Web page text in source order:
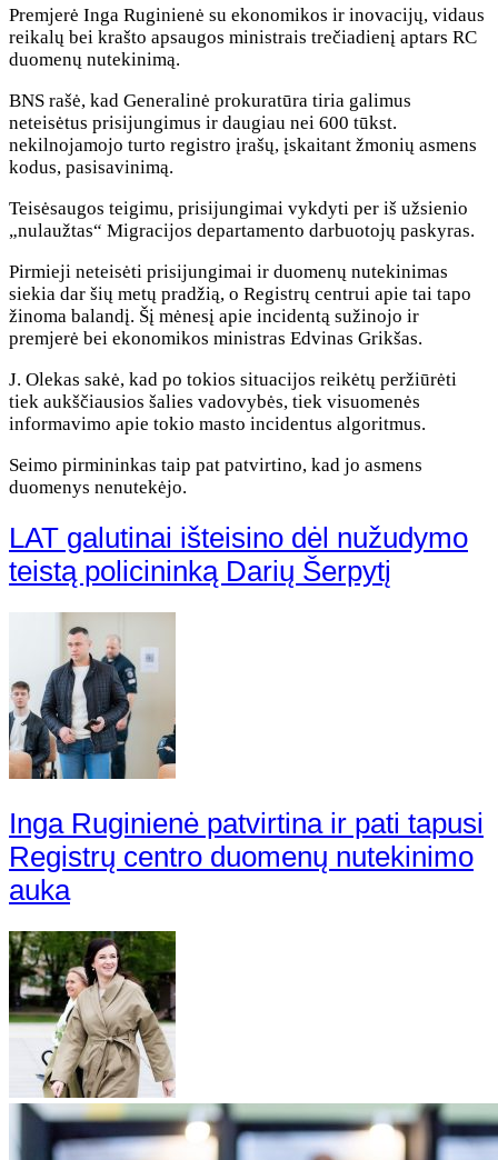
Premjerė Inga Ruginienė su ekonomikos ir inovacijų, vidaus
reikalų bei krašto apsaugos ministrais trečiadienį aptars RC
duomenų nutekinimą.
BNS rašė, kad Generalinė prokuratūra tiria galimus
neteisėtus prisijungimus ir daugiau nei 600 tūkst.
nekilnojamojo turto registro įrašų, įskaitant žmonių asmens
kodus, pasisavinimą.
Teisėsaugos teigimu, prisijungimai vykdyti per iš užsienio
„nulaužtas“ Migracijos departamento darbuotojų paskyras.
Pirmieji neteisėti prisijungimai ir duomenų nutekinimas
siekia dar šių metų pradžią, o Registrų centrui apie tai tapo
žinoma balandį. Šį mėnesį apie incidentą sužinojo ir
premjerė bei ekonomikos ministras Edvinas Grikšas.
J. Olekas sakė, kad po tokios situacijos reikėtų peržiūrėti
tiek aukščiausios šalies vadovybės, tiek visuomenės
informavimo apie tokio masto incidentus algoritmus.
Seimo pirmininkas taip pat patvirtino, kad jo asmens
duomenys nenutekėjo.
LAT galutinai išteisino dėl nužudymo
teistą policininką Darių Šerpytį
Inga Ruginienė patvirtina ir pati tapusi
Registrų centro duomenų nutekinimo
auka